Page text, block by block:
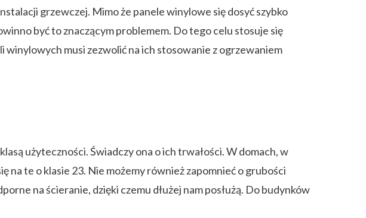
grzewczej. Mimo że panele winylowe się dosyć szybko
być to znaczącym problemem. Do tego celu stosuje się
musi zezwolić na ich stosowanie z ogrzewaniem
użyteczności. Świadczy ona o ich trwałości. W domach, w
te o klasie 23. Nie możemy również zapomnieć o grubości
na ścieranie, dzięki czemu dłużej nam posłużą. Do budynków